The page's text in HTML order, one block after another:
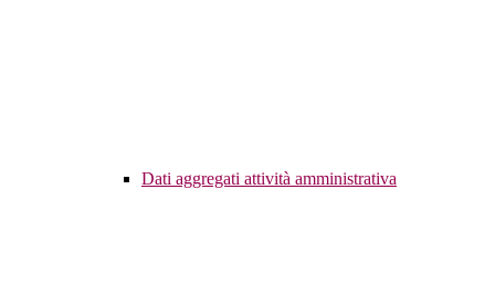
Dati aggregati attività amministrativa